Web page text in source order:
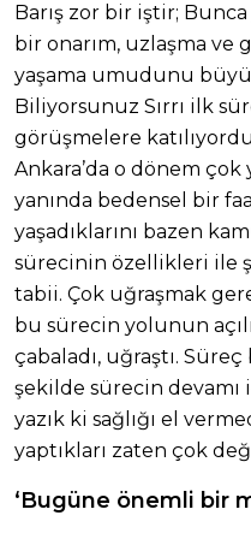
Barış zor bir iştir;
bir onarım, uzlaşma ve
yaşama umudunu
Biliyorsunuz Sırrı ilk
görüşmelere
Ankara’da o dönem
yanında bedensel bir
yaşadıklarını bazen
sürecinin özellikleri ile
tabii. Çok uğraşmak
bu sürecin yolunun
çabaladı, uğraştı.
şekilde sürecin devamı
yazık ki sağlığı el
yaptıkları zaten çok
‘Bugüne önemli bir